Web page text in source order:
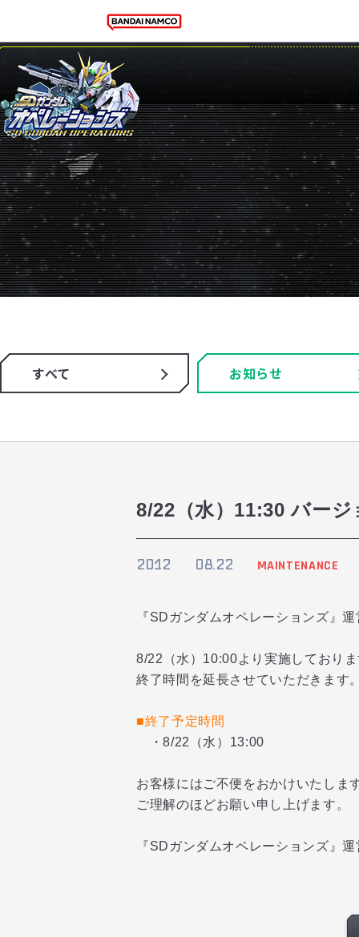
すべて お知らせ
8/22（水）11:30 バー
2012 08.22 MAINTENANCE
『SDガンダムオペレーションズ』
8/22（水）10:00より実施しており
終了時間を延長させていただきます
■終了予定時間
・8/22（水）13:00
お客様にはご不便をおかけいたしま
ご理解のほどお願い申し上げます。
『SDガンダムオペレーションズ』